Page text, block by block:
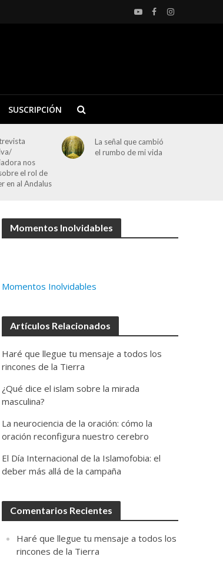
SUSCRIPCIÓN
nos
el rol de
en al Andalus
La señal que cambió
el rumbo de mi vida
Momentos Inolvidables
Momentos Inolvidables
Artículos Relacionados
Haré que llegue tu mensaje a todos los
rincones de la Tierra
¿Qué dice el islam sobre la mirada
masculina?
La neurociencia de la oración: cómo la
oración reconfigura nuestro cerebro
El Día Internacional de la Islamofobia: el
deber más allá de la campaña
Comentarios Recientes
Haré que llegue tu mensaje a todos los
rincones de la Tierra